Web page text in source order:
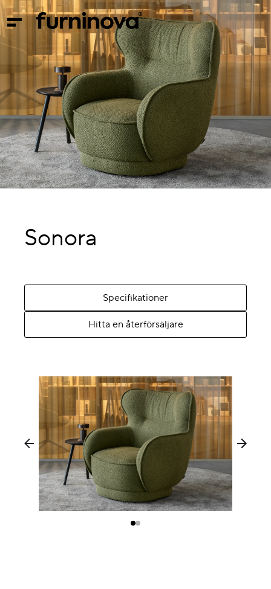
Sonora
Specifikationer
Hitta en återförsäljare